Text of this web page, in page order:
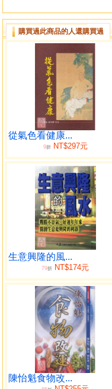
購買過此商品的人還購買過
從氣色看健康...
9折NT$297元
生意興隆的風...
79折 NT$174元
陳怡魁食物改...